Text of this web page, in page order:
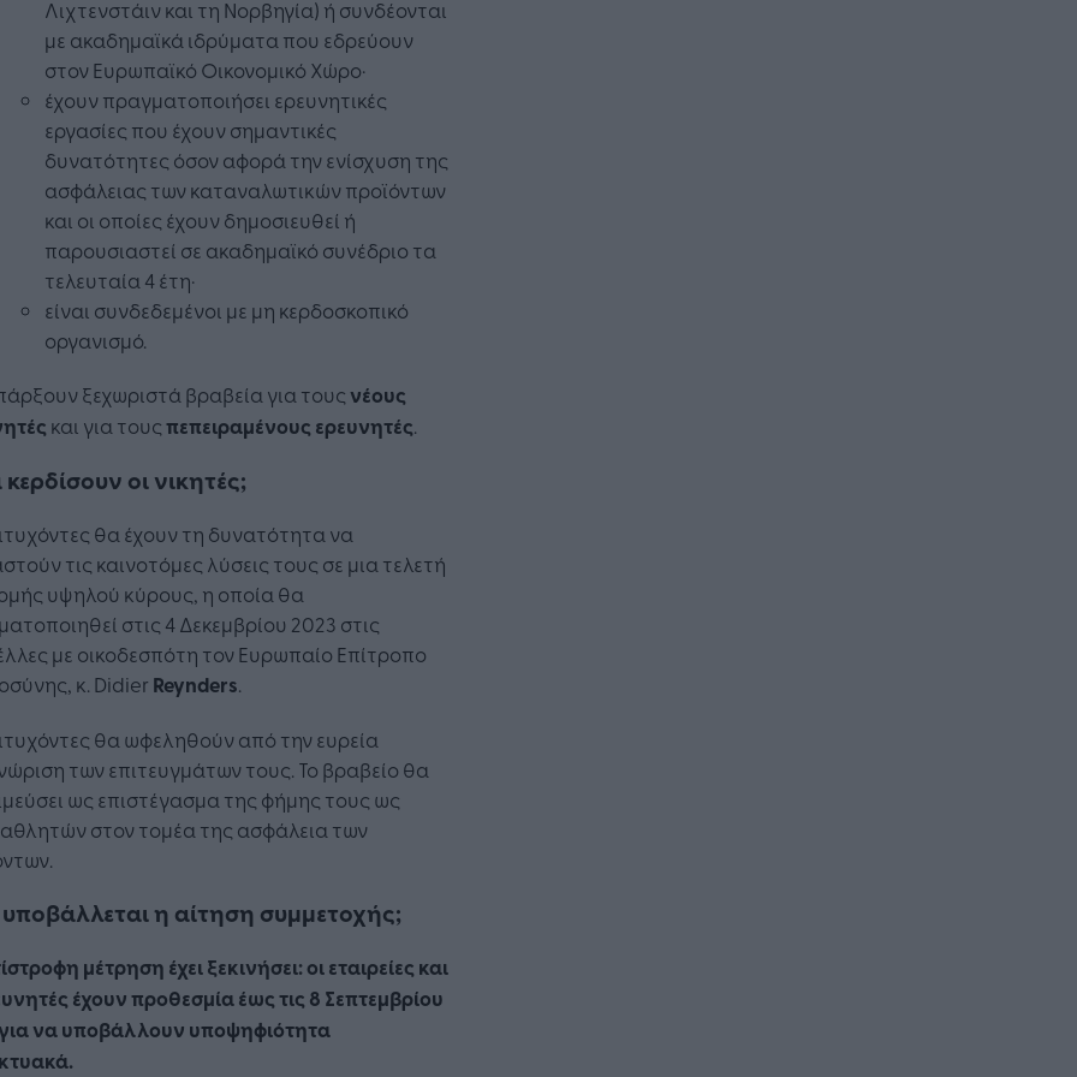
Λιχτενστάιν και τη Νορβηγία) ή συνδέονται
με ακαδημαϊκά ιδρύματα που εδρεύουν
στον Ευρωπαϊκό Οικονομικό Χώρο·
έχουν πραγματοποιήσει ερευνητικές
εργασίες που έχουν σημαντικές
δυνατότητες όσον αφορά την ενίσχυση της
ασφάλειας των καταναλωτικών προϊόντων
και οι οποίες έχουν δημοσιευθεί ή
παρουσιαστεί σε ακαδημαϊκό συνέδριο τα
τελευταία 4 έτη·
είναι συνδεδεμένοι με μη κερδοσκοπικό
οργανισμό.
ξεχωριστά βραβεία για τουςνέους
και για τουςπεπειραμένους ερευνητές.
κερδίσουν οι νικητές;
θα έχουν τη δυνατότητα να
τις καινοτόμες λύσεις τους σε μια τελετή
υψηλού κύρους, η οποία θα
στις 4 Δεκεμβρίου 2023 στις
με οικοδεσπότη τον Ευρωπαίο Επίτροπο
κ. Didier Reynders.
θα ωφεληθούν από την ευρεία
των επιτευγμάτων τους. Το βραβείο θα
ως επιστέγασμα της φήμης τους ως
στον τομέα της ασφάλεια των
η αίτηση συμμετοχής;
μέτρηση έχει ξεκινήσει: οι εταιρείες και
έχουν προθεσμία έως τις 8 Σεπτεμβρίου
να υποβάλλουν υποψηφιότητα